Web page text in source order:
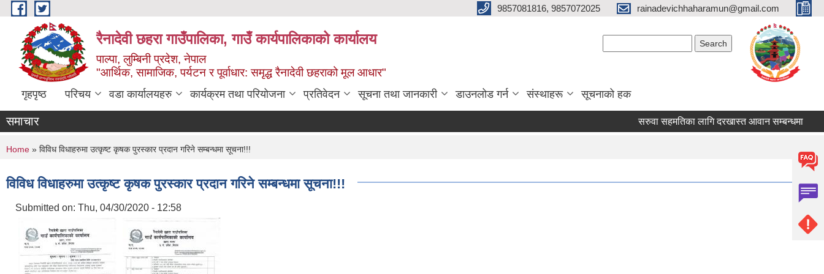
Skip to main content 9857081816, 9857072025 rainadevichhaharamun@gmail.com
रैनादेवी छहरा गाउँपालिका, गाउँ कार्यपालिकाको कार्यालय
पाल्पा, लुम्बिनी प्रदेश, नेपाल
"आर्थिक, सामाजिक, पर्यटन र पूर्वाधार: समृद्ध रैनादेवी छहराको मूल आधार"
गृहपृष्ठ परिचय वडा कार्यालयहरु कार्यक्रम तथा परियोजना प्रतिवेदन सूचना तथा जानकारी डाउनलोड गर्न संस्थाहरू सूचनाको हक
समाचार सरुवा सहमतिका लागि दरखास्त आवान सम्बन्धमा सरुवा
You are here
Home » विविध विधाहरुमा उत्कृष्ट कृषक पुरस्कार प्रदान गरिने सम्बन्धमा सूचना!!!
विविध विधाहरुमा उत्कृष्ट कृषक पुरस्कार प्रदान गरिने सम्बन्धमा सूचना!!!
Submitted on: Thu, 04/30/2020 - 12:58